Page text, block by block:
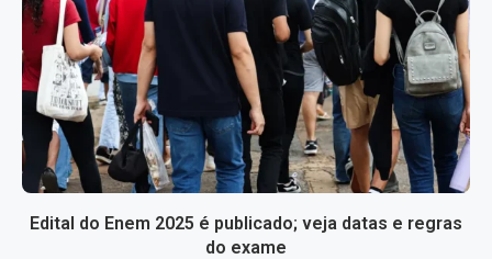
Edital do Enem 2025 é publicado; veja datas e regras
do exame